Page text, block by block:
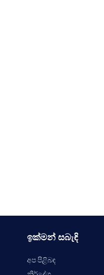
ඉක්මන් සබැඳි
අප පිළිබඳ